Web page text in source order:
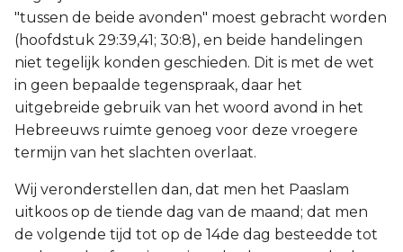
"tussen de beide avonden" moest gebracht worden
(hoofdstuk 29:39,41; 30:8), en beide handelingen
niet tegelijk konden geschieden. Dit is met de wet
in geen bepaalde tegenspraak, daar het
uitgebreide gebruik van het woord avond in het
Hebreeuws ruimte genoeg voor deze vroegere
termijn van het slachten overlaat.
Wij veronderstellen dan, dat men het Paaslam
uitkoos op de tiende dag van de maand; dat men
de volgende tijd tot op de 14de dag besteedde tot